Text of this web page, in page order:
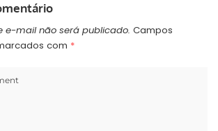
e-mail não será publicado. Campos
com *